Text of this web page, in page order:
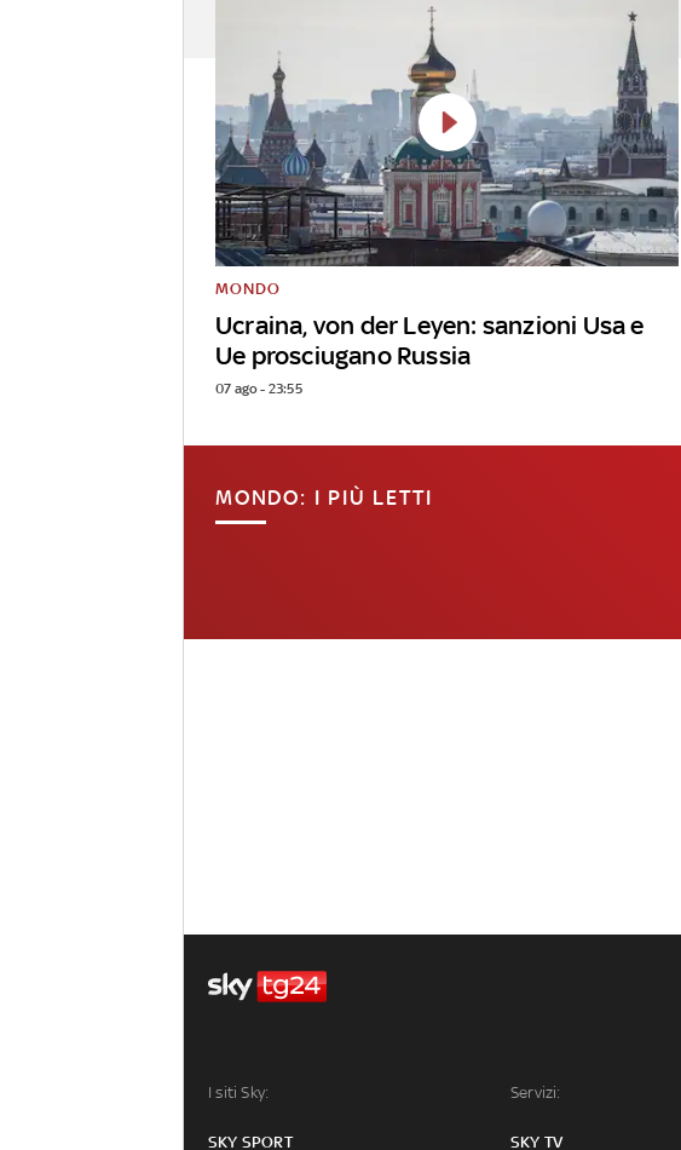
Ucraina, von der Leyen: sanzioni Usa e
Ue prosciugano Russia
MONDO
07 ago - 23:55
MONDO: I PIÙ LETTI
I siti Sky:
SKY SPORT
Servizi:
SKY TV